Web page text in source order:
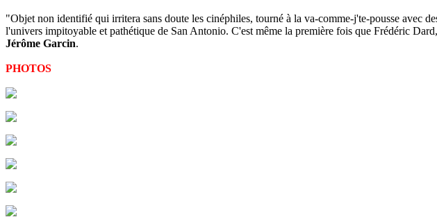
"Objet non identifié qui irritera sans doute les cinéphiles, tourné à la va-comme-j'te-pousse avec
l'univers impitoyable et pathétique de San Antonio. C'est même la première fois que Frédéric
Jérôme Garcin.
PHOTOS